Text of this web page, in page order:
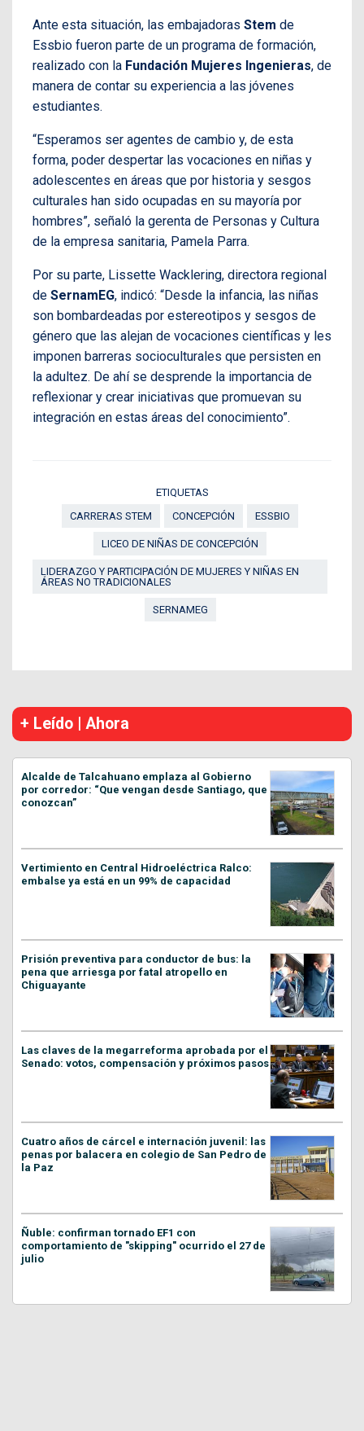
Ante esta situación, las embajadoras Stem de
Essbio fueron parte de un programa de formación,
realizado con la Fundación Mujeres Ingenieras, de
manera de contar su experiencia a las jóvenes
estudiantes.
“Esperamos ser agentes de cambio y, de esta
forma, poder despertar las vocaciones en niñas y
adolescentes en áreas que por historia y sesgos
culturales han sido ocupadas en su mayoría por
hombres”, señaló la gerenta de Personas y Cultura
de la empresa sanitaria, Pamela Parra.
Por su parte, Lissette Wacklering, directora regional
de SernamEG, indicó: “Desde la infancia, las niñas
son bombardeadas por estereotipos y sesgos de
género que las alejan de vocaciones científicas y les
imponen barreras socioculturales que persisten en
la adultez. De ahí se desprende la importancia de
reflexionar y crear iniciativas que promuevan su
integración en estas áreas del conocimiento”.
ETIQUETAS
CARRERAS STEM
CONCEPCIÓN ESSBIO
LICEO DE NIÑAS DE CONCEPCIÓN
LIDERAZGO Y PARTICIPACIÓN DE MUJERES Y NIÑAS EN
ÁREAS NO TRADICIONALES
SERNAMEG
+ Leído | Ahora
Alcalde de Talcahuano emplaza al Gobierno
por corredor: “Que vengan desde Santiago, que
conozcan”
Vertimiento en Central Hidroeléctrica Ralco:
embalse ya está en un 99% de capacidad
Prisión preventiva para conductor de bus: la
pena que arriesga por fatal atropello en
Chiguayante
Las claves de la megarreforma aprobada por el
Senado: votos, compensación y próximos pasos
Cuatro años de cárcel e internación juvenil: las
penas por balacera en colegio de San Pedro de
la Paz
Ñuble: confirman tornado EF1 con
comportamiento de "skipping" ocurrido el 27 de
julio